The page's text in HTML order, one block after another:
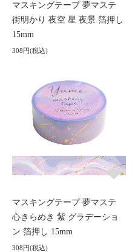
マスキングテープ 夢マステ
街明かり 夜空 星 夜景 箔押し
15mm
308円(税込)
マスキングテープ 夢マステ
心きらめき 紫 グラデーショ
ン 箔押し 15mm
308円(税込)